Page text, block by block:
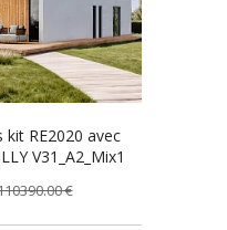
RE2020 avec
V31_A2_Mix1
€